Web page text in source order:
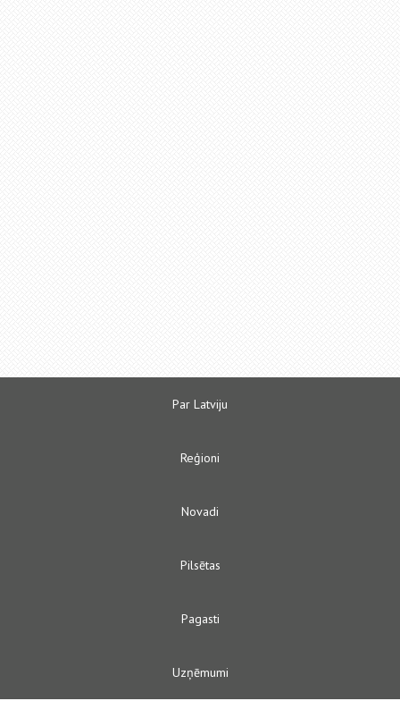
Par Latviju
Reģioni
Novadi
Pilsētas
Pagasti
Uzņēmumi